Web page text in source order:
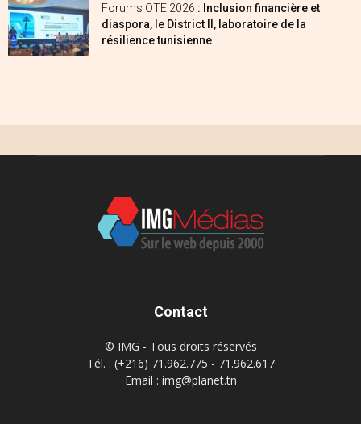
Forums OTE 2026 : Inclusion financière et
diaspora, le District II, laboratoire de la
résilience tunisienne
Contact
© IMG - Tous droits réservés
Tél. : (+216) 71.962.775 - 71.962.617
Email : img@planet.tn